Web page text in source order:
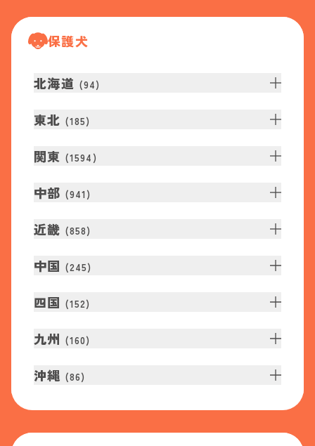
保護犬
北海道 (94)
東北 (185)
関東 (1594 )
中部 (941 )
近畿 (858)
中国 (245)
四国 (152)
九州 (160)
沖縄 (86)